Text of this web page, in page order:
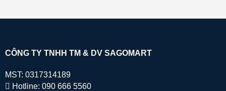
CÔNG TY TNHH TM & DV SAGOMART
MST: 0317314189
Hotline: 090 666 5560